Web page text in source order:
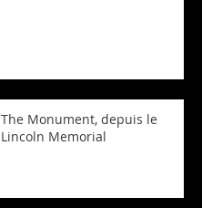
The Monument, depuis le
Lincoln Memorial